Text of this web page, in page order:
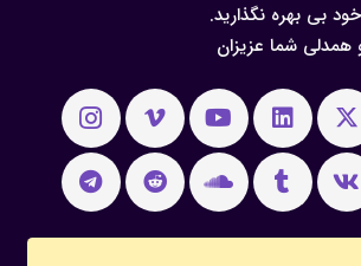
بی بهره نگذارید.
همدلی شما عزیزان